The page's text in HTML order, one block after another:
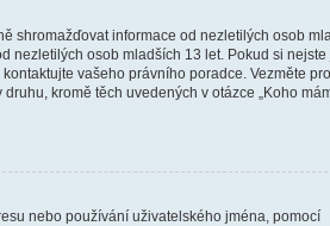
shromažďovat informace od nezletilých osob
osob mladších 13 let. Pokud si nejste
vašeho právního poradce. Vezměte
kromě těch uvedených v otázce „Koho
nebo používání uživatelského jména, pomocí